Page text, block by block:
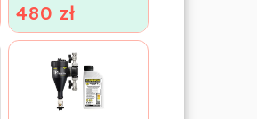
ogrzewania
podłogowego
480 zł